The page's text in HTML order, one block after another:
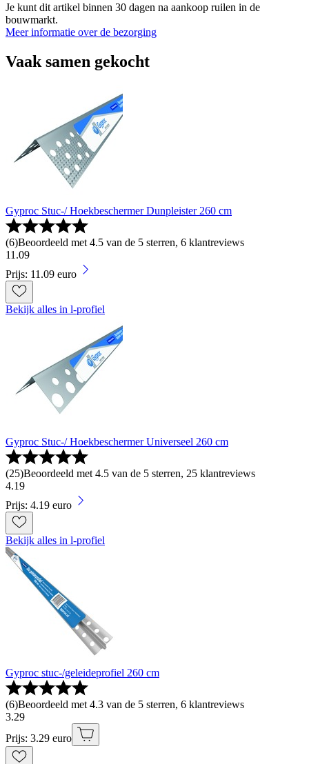
Je kunt dit artikel binnen 30 dagen na aankoop ruilen in de
bouwmarkt.
Meer informatie over de bezorging
Vaak samen gekocht
Gyproc Stuc-/ Hoekbeschermer Dunpleister 260 cm
(6)Beoordeeld met 4.5 van de 5 sterren, 6 klantreviews
11 .09
Prijs: 11.09 euro
Bekijk alles in l-profiel
Gyproc Stuc-/ Hoekbeschermer Universeel 260 cm
(25)Beoordeeld met 4.5 van de 5 sterren, 25 klantreviews
4.19
Prijs: 4.19 euro
Bekijk alles in l-profiel
Gyproc stuc-/geleideprofiel 260 cm
(6)Beoordeeld met 4.3 van de 5 sterren, 6 klantreviews
3.29
Prijs: 3.29 euro